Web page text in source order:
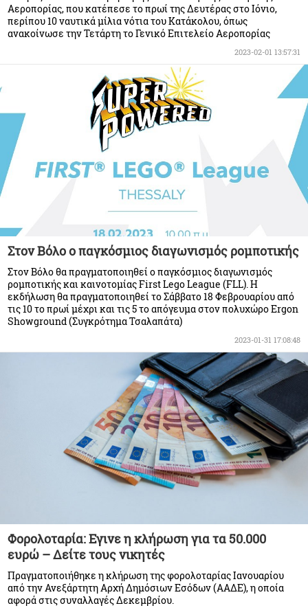
Αεροπορίας, που κατέπεσε το πρωί της Δευτέρας στο Ιόνιο,
περίπου 10 ναυτικά μίλια νότια του Κατάκολου, όπως
ανακοίνωσε την Τετάρτη το Γενικό Επιτελείο Αεροπορίας
2023-02-01 13:57:31
Στον Βόλο ο παγκόσμιος διαγωνισμός ρομποτικής
Στον Βόλο θα πραγματοποιηθεί ο παγκόσμιος διαγωνισμός
ρομποτικής και καινοτομίας First Lego League (FLL). Η
εκδήλωση θα πραγματοποιηθεί το Σάββατο 18 Φεβρουαρίου από
τις 10 το πρωί μέχρι και τις 5 το απόγευμα στον πολυχώρο Ergon
Showground (Συγκρότημα Τσαλαπάτα)
2023-01-31 17:08:48
Φορολοταρία: Εγινε η κλήρωση για τα 50.000
ευρώ – Δείτε τους νικητές
Πραγματοποιήθηκε η κλήρωση της φορολοταρίας Ιανουαρίου
από την Ανεξάρτητη Αρχή Δημόσιων Εσόδων (ΑΑΔΕ), η οποία
αφορά στις συναλλαγές Δεκεμβρίου.